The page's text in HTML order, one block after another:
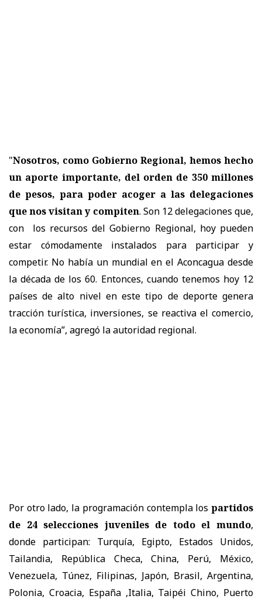
"Nosotros, como Gobierno Regional, hemos hecho
un aporte importante, del orden de 350 millones
de pesos, para poder acoger a las delegaciones
que nos visitan y compiten. Son 12 delegaciones que,
con los recursos del Gobierno Regional, hoy pueden
estar cómodamente instalados para participar y
competir. No había un mundial en el Aconcagua desde
la década de los 60. Entonces, cuando tenemos hoy 12
países de alto nivel en este tipo de deporte genera
tracción turística, inversiones, se reactiva el comercio,
la economía”, agregó la autoridad regional.
Por otro lado, la programación contempla los partidos
de 24 selecciones juveniles de todo el mundo,
donde participan: Turquía, Egipto, Estados Unidos,
Tailandia, República Checa, China, Perú, México,
Venezuela, Túnez, Filipinas, Japón, Brasil, Argentina,
Polonia, Croacia, España ,Italia, Taipéi Chino, Puerto